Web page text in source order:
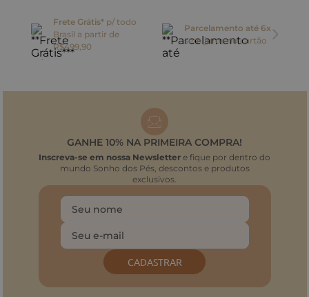
Frete Grátis* p/ todo
Brasil a partir de
R$499,90
Parcelamento até 6x
sem juros no cartão
GANHE 10% NA PRIMEIRA COMPRA!
Inscreva-se em nossa Newsletter e fique por dentro do
mundo Sonho dos Pés, descontos e produtos
exclusivos.
CADASTRAR